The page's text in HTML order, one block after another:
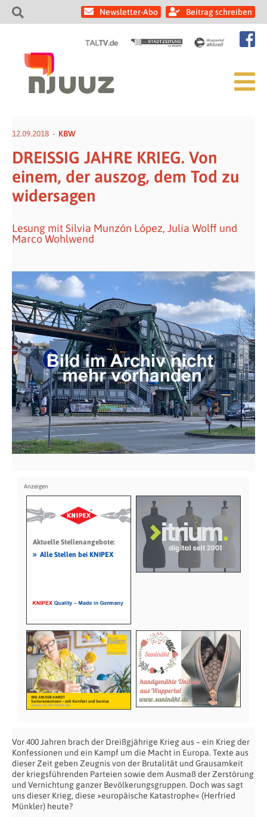
Newsletter-Abo Beitrag schreiben
12.09.2018 KBW
DREISSIG JAHRE KRIEG. Von
einem, der auszog, dem Tod zu
widersagen
Lesung mit Silvia Munzón López, Julia Wolff und
Marco Wohlwend
Aktuelle Stellenangebote:
» Alle Stellen bei KNIPEX
Vor 400 Jahren brach der Dreißgjährige Krieg aus – ein Krieg der
Konfessionen und ein Kampf um die Macht in Europa. Texte aus
dieser Zeit geben Zeugnis von der Brutalität und Grausamkeit
der kriegsführenden Parteien sowie dem Ausmaß der Zerstörung
und Vernichtung ganzer Bevölkerungsgruppen. Doch was sagt
uns dieser Krieg, diese »europäische Katastrophe« (Herfried
Münkler) heute?